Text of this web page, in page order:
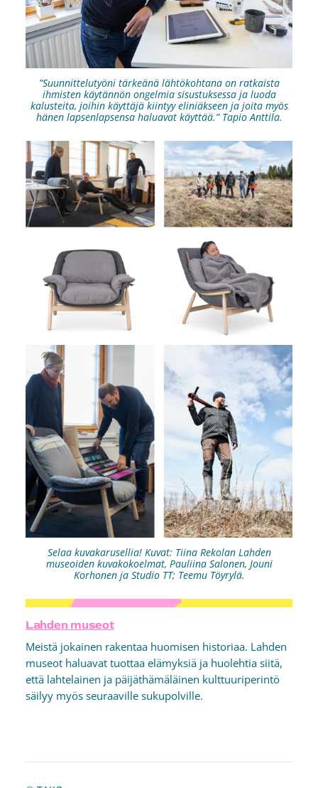
”Suunnittelutyöni tärkeänä lähtökohtana on ratkaista
ihmisten käytännön ongelmia sisustuksessa ja luoda
kalusteita, joihin käyttäjä kiintyy eliniäkseen ja joita myös
hänen lapsenlapsensa haluavat käyttää.” Tapio Anttila.
Selaa kuvakarusellia! Kuvat: Tiina Rekolan Lahden
museoiden kuvakokoelmat, Pauliina Salonen, Jouni
Korhonen ja Studio TT; Teemu Töyrylä.
Lahden museot
Meistä jokainen rakentaa huomisen historiaa. Lahden
museot haluavat tuottaa elämyksiä ja huolehtia siitä,
että lahtelainen ja päijäthämäläinen kulttuuriperintö
säilyy myös seuraaville sukupolville.